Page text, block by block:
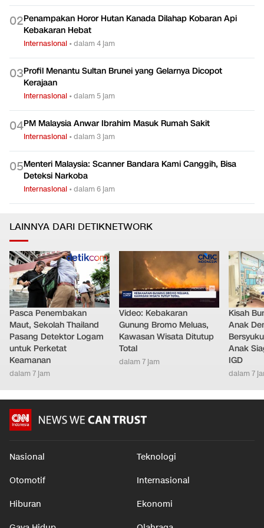
02Penampakan Horor Hutan Kanada Dilahap Kobaran Api
Kebakaran Hebat
Internasional •dalam 4 jam
03Profil Menantu Sultan Brunei yang Gelarnya Dicopot
Kerajaan
Internasional •dalam 5 jam
04PM Malaysia Anwar Ibrahim Masuk Rumah Sakit
Internasional •dalam 3 jam
05Menteri Malaysia: Scanner Bandara Kami Canggih, Bisa
Deteksi Narkoba
Internasional •dalam 6 jam
LAINNYA DARI DETIKNETWORK
Pasca Penembakan
Maut, Sekolah Thailand
Pasang Detektor Logam
untuk Perketat
Keamanan
dalam 7 jam
Video: Kebakaran
Gunung Bromo Meluas,
Kawasan Wisata Ditutup
Total
dalam 7 jam
Kisah
Anak
Anak
IGD
dalam 7
Nasional Teknologi
Otomotif Internasional
Hiburan Ekonomi